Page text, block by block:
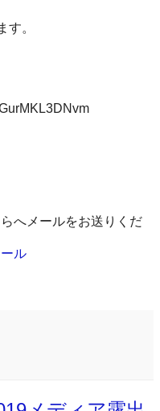
。
へメールをお送りくだ
ル